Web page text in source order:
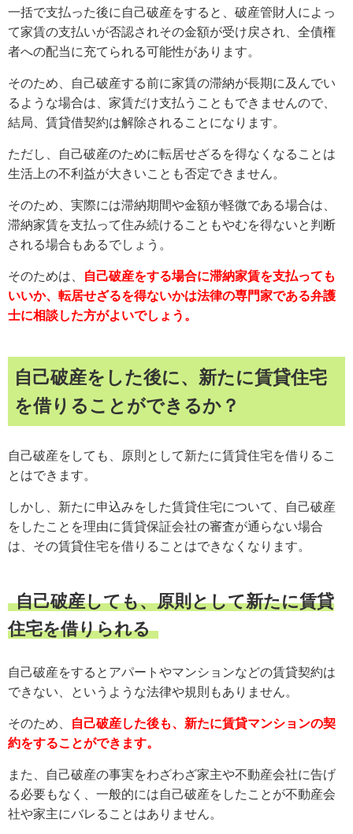
一括で支払った後に自己破産をすると、破産管財人によっ
て家賃の支払いが否認されその金額が受け戻され、全債権
者への配当に充てられる可能性があります。
そのため、自己破産する前に家賃の滞納が長期に及んでい
るような場合は、家賃だけ支払うこともできませんので、
結局、賃貸借契約は解除されることになります。
ただし、自己破産のために転居せざるを得なくなることは
生活上の不利益が大きいことも否定できません。
そのため、実際には滞納期間や金額が軽微である場合は、
滞納家賃を支払って住み続けることもやむを得ないと判断
される場合もあるでしょう。
そのためは、
自己破産をする場合に滞納家賃を支払っても
いいか、転居せざるを得ないかは法律の専門家である弁護
士に相談した方がよいでしょう。
自己破産をした後に、新たに賃貸住宅
を借りることができるか？
自己破産をしても、原則として新たに賃貸住宅を借りるこ
とはできます。
しかし、新たに申込みをした賃貸住宅について、自己破産
をしたことを理由に賃貸保証会社の審査が通らない場合
は、その賃貸住宅を借りることはできなくなります。
自己破産しても、原則として新たに賃貸
住宅を借りられる
自己破産をするとアパートやマンションなどの賃貸契約は
できない、というような法律や規則もありません。
そのため、
自己破産した後も、新たに賃貸マンションの契
約をすることができます。
また、自己破産の事実をわざわざ家主や不動産会社に告げ
る必要もなく、一般的には自己破産をしたことが不動産会
社や家主にバレることはありません。